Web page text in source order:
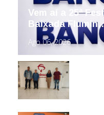
Vem aí a 25ª
Baixada
Ago 06, 2026